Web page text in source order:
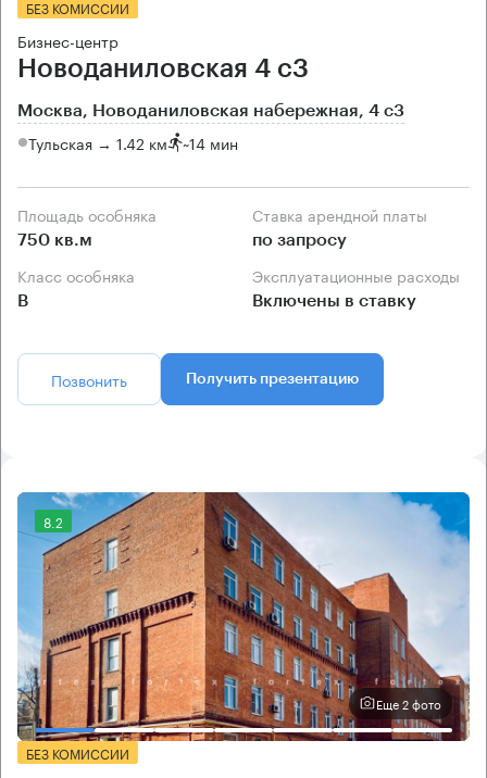
БЕЗ КОМИССИИ
Бизнес-центр
Новоданиловская 4 с3
Москва, Новоданиловская набережная, 4 с3
Тульская → 1.42 км ~14 мин
Площадь особняка
750 кв.м
Ставка арендной платы
по запросу
Класс особняка
B
Эксплуатационные расходы
Включены в ставку
Позвонить Получить презентацию
8.2
Еще 2 фото
БЕЗ КОМИССИИ